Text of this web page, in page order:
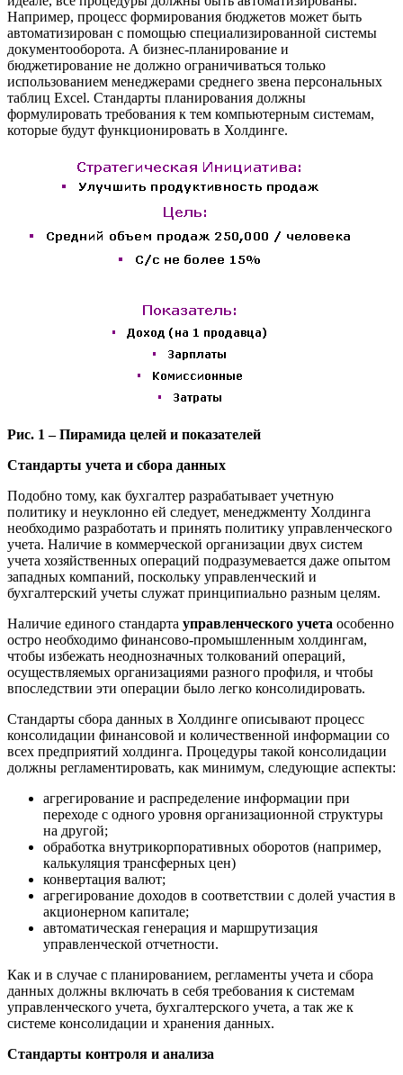
Например, процесс формирования бюджетов может быть
автоматизирован с помощью специализированной системы
документооборота. А бизнес-планирование и
бюджетирование не должно ограничиваться только
использованием менеджерами среднего звена персональных
таблиц Excel. Стандарты планирования должны
формулировать требования к тем компьютерным системам,
которые будут функционировать в Холдинге.
Рис. 1 – Пирамида целей и показателей
Стандарты учета и сбора данных
Подобно тому, как бухгалтер разрабатывает учетную
политику и неуклонно ей следует, менеджменту Холдинга
необходимо разработать и принять политику управленческого
учета. Наличие в коммерческой организации двух систем
учета хозяйственных операций подразумевается даже опытом
западных компаний, поскольку управленческий и
бухгалтерский учеты служат принципиально разным целям.
Наличие единого стандарта управленческого учета особенно
остро необходимо финансово-промышленным холдингам,
чтобы избежать неоднозначных толкований операций,
осуществляемых организациями разного профиля, и чтобы
впоследствии эти операции было легко консолидировать.
Стандарты сбора данных в Холдинге описывают процесс
консолидации финансовой и количественной информации со
всех предприятий холдинга. Процедуры такой консолидации
должны регламентировать, как минимум, следующие аспекты:
агрегирование и распределение информации при
переходе с одного уровня организационной структуры
на другой;
обработка внутрикорпоративных оборотов (например,
калькуляция трансферных цен)
конвертация валют;
агрегирование доходов в соответствии с долей участия в
акционерном капитале;
автоматическая генерация и маршрутизация
управленческой отчетности.
Как и в случае с планированием, регламенты учета и сбора
данных должны включать в себя требования к системам
управленческого учета, бухгалтерского учета, а так же к
системе консолидации и хранения данных.
Стандарты контроля и анализа